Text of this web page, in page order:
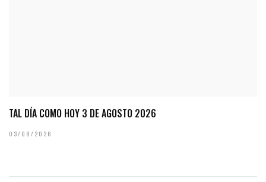
TAL DÍA COMO HOY 3 DE AGOSTO 2026
03/08/2026